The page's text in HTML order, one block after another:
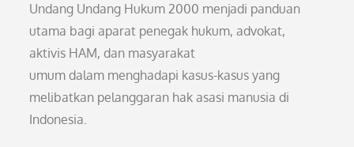
Undang Undang Hukum 2000 menjadi panduan
utama bagi aparat penegak hukum, advokat,
aktivis HAM, dan masyarakat
umum dalam menghadapi kasus-kasus yang
melibatkan pelanggaran hak asasi manusia di
Indonesia.